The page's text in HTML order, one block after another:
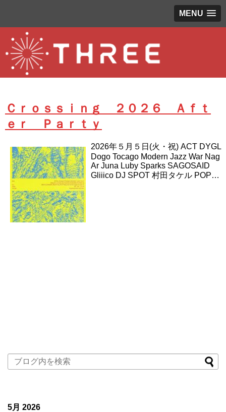
MENU
Ｃｒｏｓｓｉｎｇ ２０２６ Ａｆｔ
ｅｒ Ｐａｒｔｙ
2026年５月５日(火・祝) ACT DYGL
Dogo Tocago Modern Jazz War Nag
Ar Juna Luby Sparks SAGOSAID
Gliiico DJ SPOT 村田タケル POP…
5月 2026